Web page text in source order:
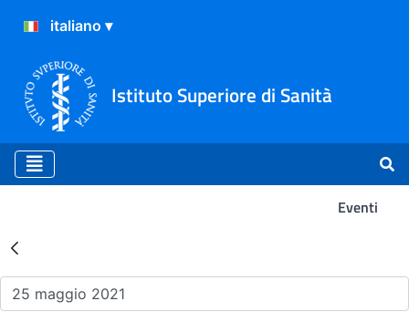
Istituto Superiore di Sanità
Eventi
Risultati della Ricerca -